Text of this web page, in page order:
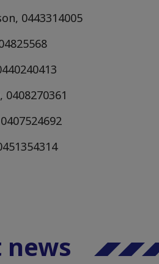
0443314005